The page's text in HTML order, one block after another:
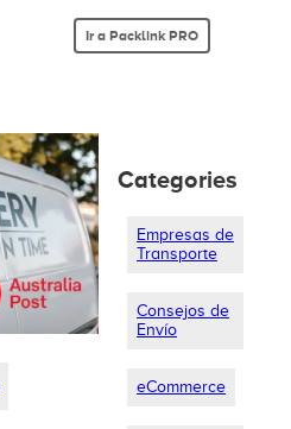
Ir a Packlink PRO
Categories
Empresas de
Transporte
Consejos de
Envío
eCommerce